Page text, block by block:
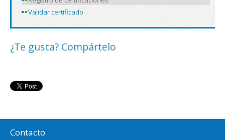
Validar certificado
¿Te gusta? Compártelo
Contacto